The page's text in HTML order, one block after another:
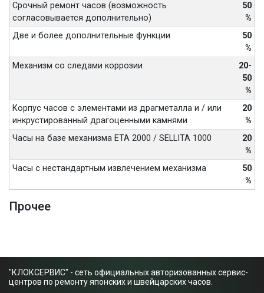
Срочный ремонт часов (возможность
согласовывается дополнительно)
50
%
Две и более дополнительные функции
50
%
Механизм со следами коррозии
20-
50
%
Корпус часов с элементами из драгметалла и / или
инкрустированный драгоценными камнями
20
%
Часы на базе механизма ETA 2000 / SELLITA 1000
20
%
Часы с нестандартным извлечением механизма
50
%
Прочее
"КЛОКСЕРВИС" - сеть официальных авторизованных сервис-
центров по ремонту японских и швейцарских часов.